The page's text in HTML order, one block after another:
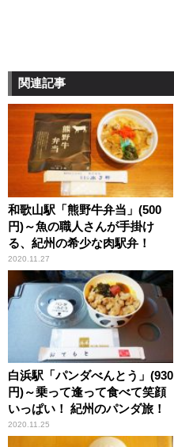
関連記事
和歌山駅「熊野牛弁当」(500
円)～魚の職人さんが手掛け
る、紀州の希少な肉駅弁！
2020.11.27
白浜駅「パンダべんとう」(930
円)～乗って逢って食べて笑顔
いっぱい！ 紀州のパンダ旅！
2020.11.25